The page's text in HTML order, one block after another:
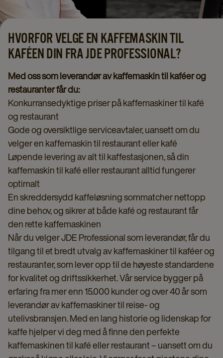
HVORFOR VELGE EN KAFFEMASKIN TIL
KAFÉEN DIN FRA JDE PROFESSIONAL?
Med oss som leverandør av kaffemaskin til kaféer og
restauranter får du:
Konkurransedyktige priser på kaffemaskiner til kafé
og restaurant
Gode og oversiktlige serviceavtaler, uansett om du
velger en kaffemaskin til restaurant eller kafé
Løpende levering av alt til kaffestasjonen, så din
kaffemaskin til kafé eller restaurant alltid fungerer
optimalt
En skreddersydd kaffeløsning sommatcher nettopp
dine behov, og sikrer at både kafé og restaurant får
den rette kaffemaskinen
Når du velger JDE Professional som leverandør, får du
tilgang til et bredt utvalg av kaffemaskiner til kaféer og
restauranter, som lever opp til de høyeste standardene
for kvalitet og driftssikkerhet. Vår service bygger på
erfaring fra mer enn 15.000 kunder og over 40 år som
leverandør av kaffemaskiner til reise- og
utelivsbransjen. Med en lang historie og lidenskap for
kaffe hjelper vi deg med å finne den perfekte
kaffemaskinen til kafé eller restaurant – uansett om du